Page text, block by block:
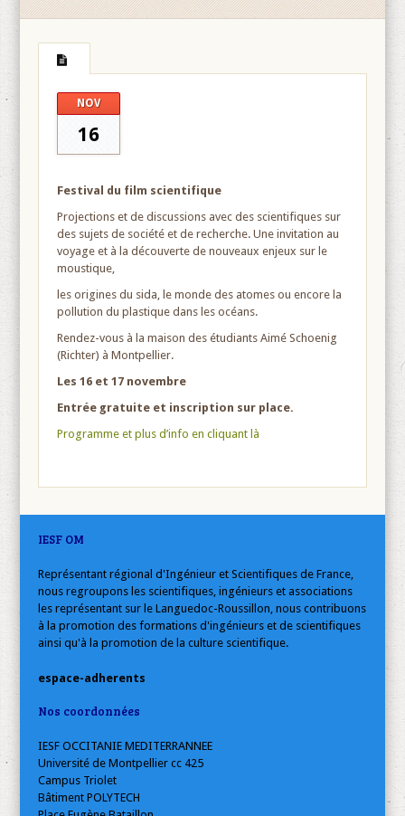
NOV
16
Festival du film scientifique
Projections et de discussions avec des scientifiques sur
des sujets de société et de recherche. Une invitation au
voyage et à la découverte de nouveaux enjeux sur le
moustique,
les origines du sida, le monde des atomes ou encore la
pollution du plastique dans les océans.
Rendez-vous à la maison des étudiants Aimé Schoenig
(Richter) à Montpellier.
Les 16 et 17 novembre
Entrée gratuite et inscription sur place.
Programme et plus d’info en cliquant là
IESF OM
Représentant régional d'Ingénieur et Scientifiques de France,
nous regroupons les scientifiques, ingénieurs et associations
les représentant sur le Languedoc-Roussillon, nous contribuons
à la promotion des formations d'ingénieurs et de scientifiques
ainsi qu'à la promotion de la culture scientifique.
espace-adherents
Nos coordonnées
IESF OCCITANIE MEDITERRANNEE
Université de Montpellier cc 425
Campus Triolet
Bâtiment POLYTECH